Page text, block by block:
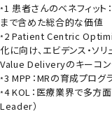
*1 患者さんのベネフィット
まで含めた総合的な価値
* 2 Patient Centric
化に向け、エビデンス・ソ
Value Deliveryのキーコ
*3 MPP：MRの育成プログ
*4 KOL：医療業界で多方
Leader）